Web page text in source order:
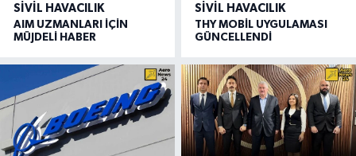
SIVIL HAVACILIK
AIM UZMANLARI İÇİN
MÜJDELİ HABER
SIVIL HAVACILIK
THY MOBİL UYGULAMASI
GÜNCELLENDİ